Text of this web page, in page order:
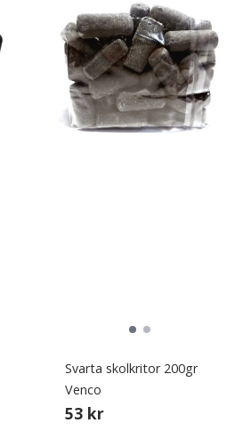
Svarta skolkritor 200gr
Venco
53 kr